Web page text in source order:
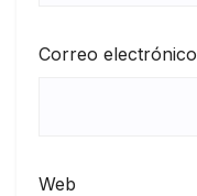
Correo electrónico
Web